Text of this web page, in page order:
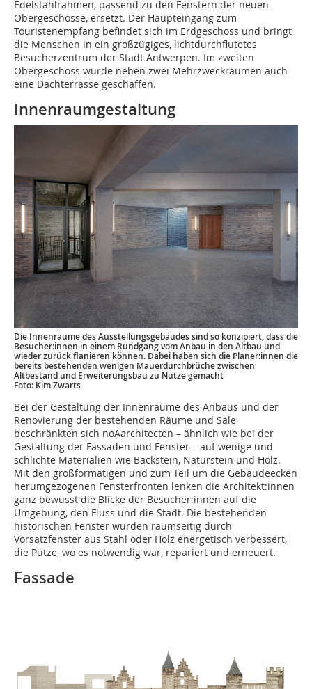
Edelstahlrahmen, passend zu den Fens­tern der neuen
Obergeschosse, ersetzt. Der Haupteingang zum
Touristenempfang befindet sich im Erdgeschoss und bringt
die Menschen in ein großzügiges, lichtdurchflutetes
Besucherzentrum der Stadt Antwerpen. Im zweiten
Obergeschoss wurde neben zwei Mehrzweckräumen auch
eine Dachterrasse geschaffen.
Innenraumgestaltung
Die Innenräume des Ausstellungsgebäudes sind so konzipiert, dass die
Besucher:innen in einem Rundgang vom Anbau in den Altbau und
wieder zurück flanieren können. Dabei haben sich die Planer:innen die
bereits bestehenden wenigen Mauerdurchbrüche zwischen
Altbestand und Erweiterungsbau zu Nutze gemacht
Foto: Kim Zwarts
Bei der Gestaltung der Innenräume des Anbaus und der
Renovierung der bestehenden Räume und Säle
beschränkten sich noAarchitecten – ähnlich wie bei der
Gestaltung der Fassaden und Fenster – auf wenige und
schlichte Materialien wie Backstein, Naturstein und Holz.
Mit den großformatigen und zum Teil um die Gebäudeecken
herumgezogenen Fensterfronten lenken die Architekt:innen
ganz bewusst die Blicke der Besucher:innen auf die
Umgebung, den Fluss und die Stadt. Die bestehenden
historischen Fenster wurden raumseitig durch
Vorsatzfenster aus Stahl oder Holz energetisch verbessert,
die Putze, wo es notwendig war, repariert und erneuert.
Fassade